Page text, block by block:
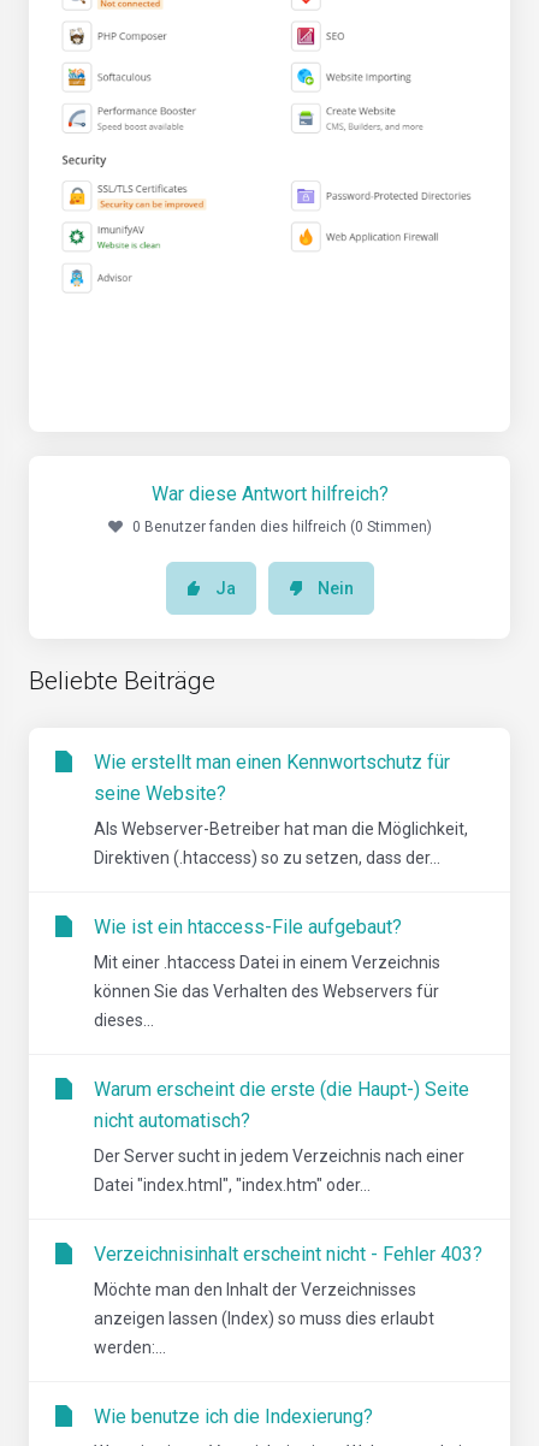
War diese Antwort hilfreich?
0 Benutzer fanden dies hilfreich (0 Stimmen)
Ja Nein
Beliebte Beiträge
Wie erstellt man einen Kennwortschutz für
seine Website?
Als Webserver-Betreiber hat man die Möglichkeit,
Direktiven (.htaccess) so zu setzen, dass der...
Wie ist ein htaccess-File aufgebaut?
Mit einer .htaccess Datei in einem Verzeichnis
können Sie das Verhalten des Webservers für
dieses...
Warum erscheint die erste (die Haupt-) Seite
nicht automatisch?
Der Server sucht in jedem Verzeichnis nach einer
Datei "index.html", "index.htm" oder...
Verzeichnisinhalt erscheint nicht - Fehler 403?
Möchte man den Inhalt der Verzeichnisses
anzeigen lassen (Index) so muss dies erlaubt
werden:...
Wie benutze ich die Indexierung?